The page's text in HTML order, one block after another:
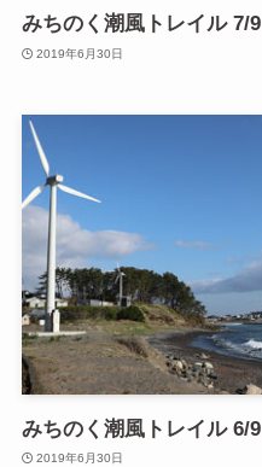
みちのく潮風トレイル 7/9
2019年6月30日
みちのく潮風トレイル 6/9
2019年6月30日